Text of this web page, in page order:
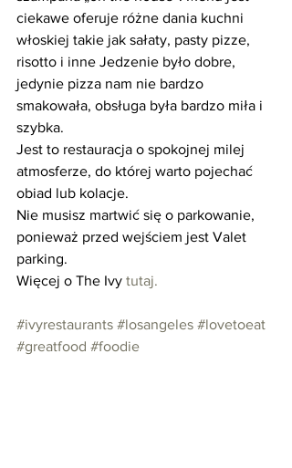
ciekawe oferuje różne dania kuchni
włoskiej takie jak sałaty, pasty pizze,
risotto i inne Jedzenie było dobre,
jedynie pizza nam nie bardzo
smakowała, obsługa była bardzo miła i
szybka.
Jest to restauracja o spokojnej milej
atmosferze, do której warto pojechać
obiad lub kolacje.
Nie musisz martwić się o parkowanie,
ponieważ przed wejściem jest Valet
parking.
Więcej o The Ivy tutaj.
#ivyrestaurants #losangeles #lovetoeat
#greatfood #foodie